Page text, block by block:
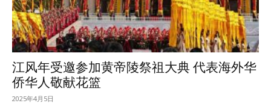
江风年受邀参加黄帝陵祭祖大典 代表海外华
侨华人敬献花篮
2025年4月5日